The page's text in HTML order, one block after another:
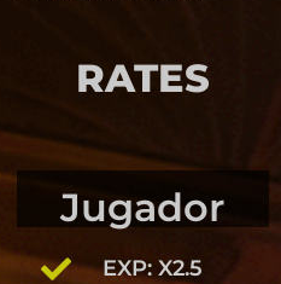
RATES
Jugador
EXP: X2.5